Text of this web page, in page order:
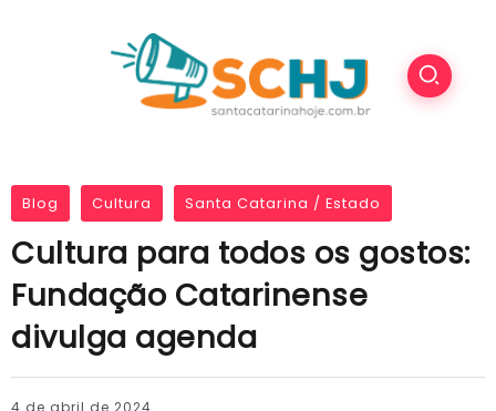
Blog Cultura Santa Catarina / Estado
Cultura para todos os gostos:
Fundação Catarinense
divulga agenda